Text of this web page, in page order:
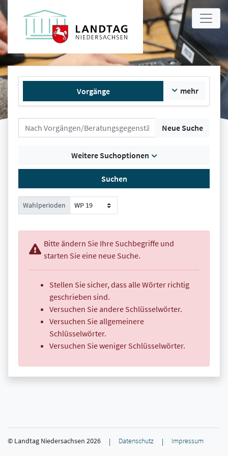
Vorgänge mehr
Neue Suche
Weitere Suchoptionen
Suchen
Wahlperioden WP 19
Bitte ändern Sie Ihre Suchbegriffe und
starten Sie eine neue Suche.
Stellen Sie sicher, dass alle Wörter richtig
geschrieben sind.
Versuchen Sie andere Schlüsselwörter.
Versuchen Sie allgemeinere
Schlüsselwörter.
Versuchen Sie weniger Schlüsselwörter.
© Landtag Niedersachsen 2026 Datenschutz Impressum